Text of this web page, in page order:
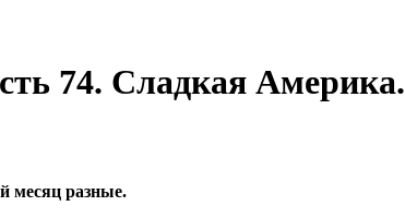
74. Сладкая Америка.
месяц разные.